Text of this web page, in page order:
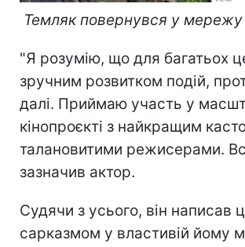
Темляк повернувся у
"Я розумію, що для багатьох
зручним розвитком подій,
далі. Приймаю участь у
кінопроєкті з найкращим
талановитими режисерами.
зазначив актор.
Судячи з усього, він написав
сарказмом у властивій йому